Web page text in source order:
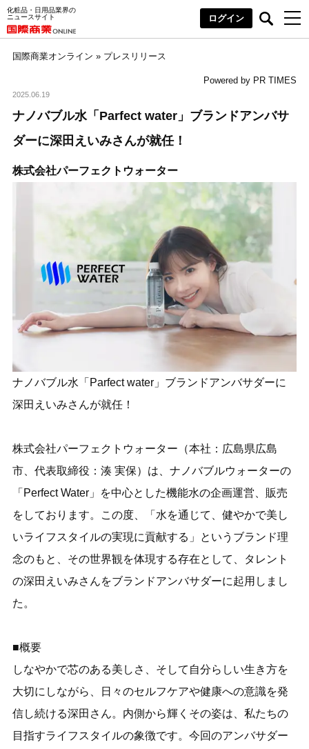
化粧品・日用品業界の
ニュースサイト
ログイン
国際商業オンライン » プレスリリース
Powered by PR TIMES
2025.06.19
ナノバブル水「Parfect water」ブランドアンバサ
ダーに深田えいみさんが就任！
株式会社パーフェクトウォーター
ナノバブル水「Parfect water」ブランドアンバサダーに
深田えいみさんが就任！
株式会社パーフェクトウォーター（本社：広島県広島
市、代表取締役：湊 実保）は、ナノバブルウォーターの
「Perfect Water」を中心とした機能水の企画運営、販売
をしております。この度、「水を通じて、健やかで美し
いライフスタイルの実現に貢献する」というブランド理
念のもと、その世界観を体現する存在として、タレント
の深田えいみさんをブランドアンバサダーに起用しまし
た。
■概要
しなやかで芯のある美しさ、そして自分らしい生き方を
大切にしながら、日々のセルフケアや健康への意識を発
信し続ける深田さん。内側から輝くその姿は、私たちの
目指すライフスタイルの象徴です。今回のアンバサダー